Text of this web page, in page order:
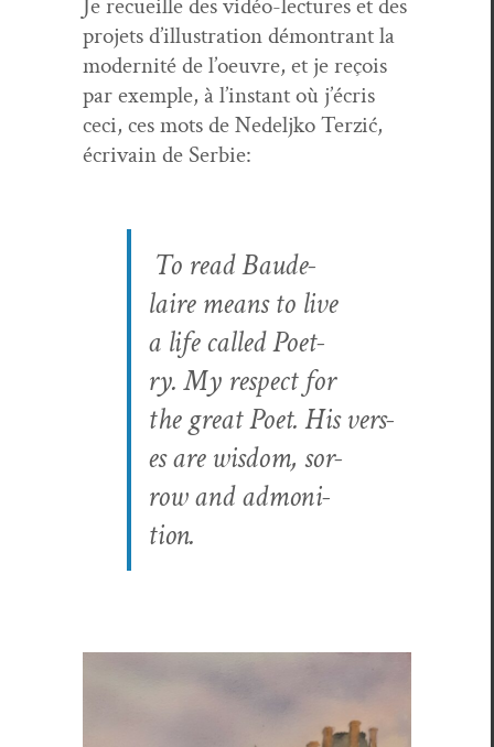
Je recueille des vidéo-lec­tures et des
pro­jets d’il­lus­tra­tion démon­trant la
moder­nité de l’oeu­vre, et je reçois
par exem­ple, à l’in­stant où j’écris
ceci, ces mots de Nedeljko Terz­ić,
écrivain de Ser­bie:
To read Baude­
laire means to live
a life called Poet­
ry. My respect for
the great Poet. His vers­
es are wis­dom, sor­
row and admo­ni­
tion.